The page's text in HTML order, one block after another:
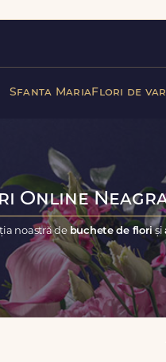
Sfanta MariaFlori de
Online
noastră de buchete de floriși